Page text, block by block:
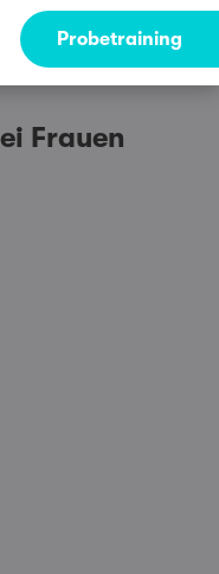
Probetraining
Frauen